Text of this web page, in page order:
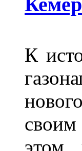
К
своим
этом,